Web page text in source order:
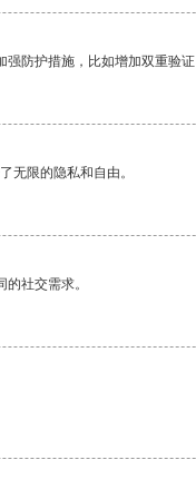
强防护措施，比如增加双重验
无限的隐私和自由。
社交需求。